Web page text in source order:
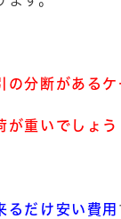
分断があるケ
重いでしょう
るだけ安い費用